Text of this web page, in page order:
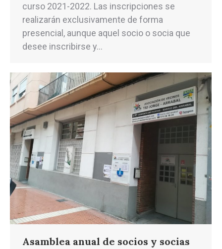
curso 2021-2022. Las inscripciones se
realizarán exclusivamente de forma
presencial, aunque aquel socio o socia que
desee inscribirse y…
Asamblea anual de socios y socias